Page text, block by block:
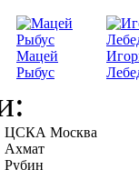
Мацей
Рыбус
ЦСКА Москва
Ахмат
Рубин